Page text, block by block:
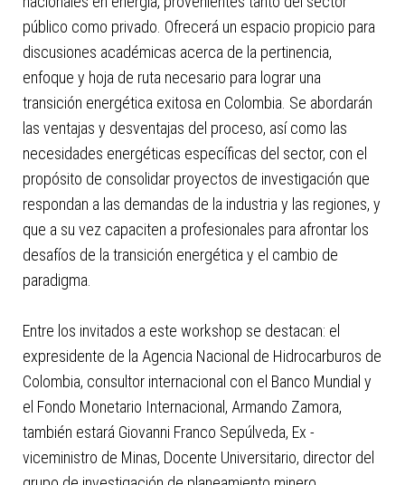
público como privado. Ofrecerá un espacio propicio para
discusiones académicas acerca de la pertinencia,
enfoque y hoja de ruta necesario para lograr una
transición energética exitosa en Colombia. Se abordarán
las ventajas y desventajas del proceso, así como las
necesidades energéticas específicas del sector, con el
propósito de consolidar proyectos de investigación que
respondan a las demandas de la industria y las regiones, y
que a su vez capaciten a profesionales para afrontar los
desafíos de la transición energética y el cambio de
paradigma.
Entre los invitados a este workshop se destacan: el
expresidente de la Agencia Nacional de Hidrocarburos de
Colombia, consultor internacional con el Banco Mundial y
el Fondo Monetario Internacional, Armando Zamora,
también estará Giovanni Franco Sepúlveda, Ex -
viceministro de Minas, Docente Universitario, director del